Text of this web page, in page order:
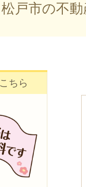
松戸市の不動
ちら